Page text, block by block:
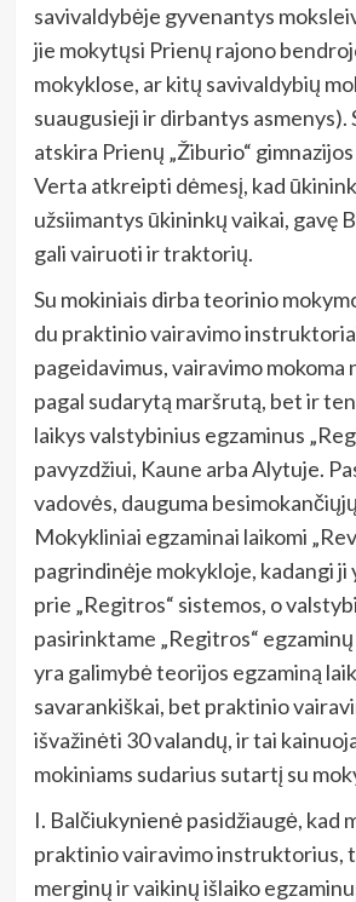
savivaldybėje gyvenantys
jie mokytųsi Prienų rajono
mokyklose, ar kitų savivaldybių
suaugusieji ir dirbantys asmenys).
atskira Prienų „Žiburio“
Verta atkreipti dėmesį, kad
užsiimantys ūkininkų vaikai, gavę
gali vairuoti ir traktorių.
Su mokiniais dirba teorinio
du praktinio vairavimo
pageidavimus, vairavimo mokoma
pagal sudarytą maršrutą, bet ir
laikys valstybinius egzaminus
pavyzdžiui, Kaune arba Alytuje.
vadovės, dauguma
Mokykliniai egzaminai laikomi
pagrindinėje mokykloje, kadangi ji
prie „Regitros“ sistemos, o
pasirinktame „Regitros“
yra galimybė teorijos egzaminą
savarankiškai, bet praktinio
išvažinėti 30 valandų, ir tai
mokiniams sudarius sutartį su
I. Balčiukynienė pasidžiaugė, kad
praktinio vairavimo instruktorius,
merginų ir vaikinų išlaiko